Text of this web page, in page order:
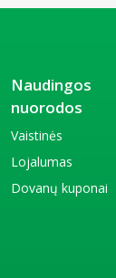
Naudingos
nuorodos
Vaistinės
Lojalumas
Dovanų kuponai